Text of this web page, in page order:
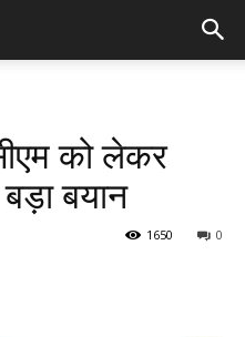
को लेकर
बयान
0
1650